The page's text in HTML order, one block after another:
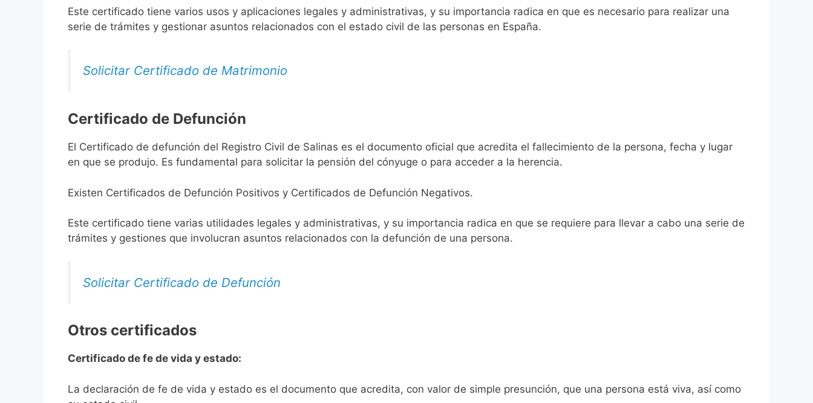
Este certificado tiene varios usos y aplicaciones legales y administrativas, y su importancia radica en que es necesario para realizar una
serie de trámites y gestionar asuntos relacionados con el estado civil de las personas en España.
Solicitar Certificado de Matrimonio
Certificado de Defunción
El Certificado de defunción del Registro Civil de Salinas es el documento oficial que acredita el fallecimiento de la persona, fecha y lugar
en que se produjo. Es fundamental para solicitar la pensión del cónyuge o para acceder a la herencia.
Existen Certificados de Defunción Positivos y Certificados de Defunción Negativos.
Este certificado tiene varias utilidades legales y administrativas, y su importancia radica en que se requiere para llevar a cabo una serie de
trámites y gestiones que involucran asuntos relacionados con la defunción de una persona.
Solicitar Certificado de Defunción
Otros certificados
Certificado de fe de vida y estado:
La declaración de fe de vida y estado es el documento que acredita, con valor de simple presunción, que una persona está viva, así como